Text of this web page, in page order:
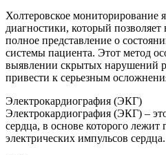
Холтеровское мониторирование
диагностики, который позволяет
полное представление о
системы пациента. Этот метод
выявлении скрытых нарушений
привести к серьезным
Электрокардиография (ЭКГ)
Электрокардиография (ЭКГ) –
сердца, в основе которого лежит
электрических импульсов сердца.